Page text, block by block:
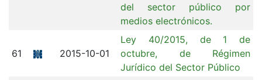
del sector público por
medios electrónicos.
61 2015-10-01
Ley 40/2015, de 1 de
octubre, de Régimen
Jurídico del Sector Público